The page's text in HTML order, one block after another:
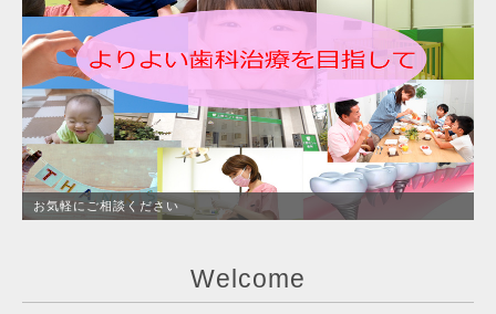
お気軽にご相談ください
Welcome